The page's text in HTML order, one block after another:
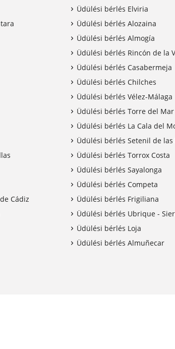
Üdülési bérlés Elviria
Üdülési bérlés Alozaina
Üdülési bérlés Almogía
Üdülési bérlés Rincón de la
Üdülési bérlés Casabermeja
Üdülési bérlés Chilches
Üdülési bérlés Vélez-Málaga
Üdülési bérlés Torre del Mar
Üdülési bérlés La Cala del
Üdülési bérlés Setenil de las
Üdülési bérlés Torrox Costa
Üdülési bérlés Sayalonga
Üdülési bérlés Competa
Cádiz
Üdülési bérlés Frigiliana
Üdülési bérlés Ubrique -
Üdülési bérlés Loja
Üdülési bérlés Almuñecar